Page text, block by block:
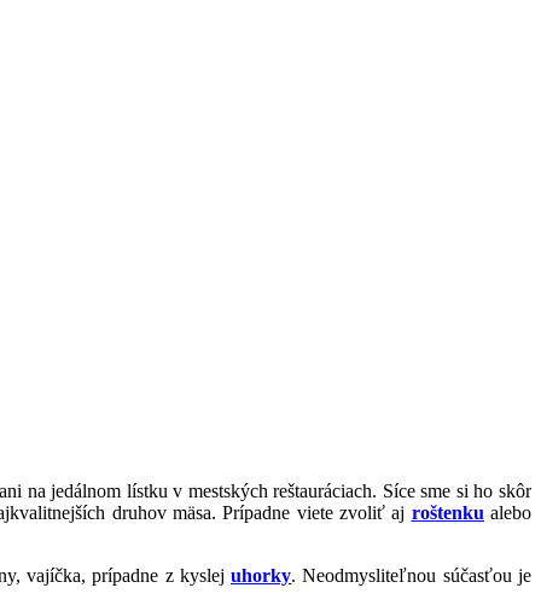
na jedálnom lístku v mestských reštauráciach. Síce sme si ho skôr
druhov mäsa. Prípadne viete zvoliť aj roštenku alebo
vajíčka, prípadne z kyslejuhorky. Neodmysliteľnou súčasťou je